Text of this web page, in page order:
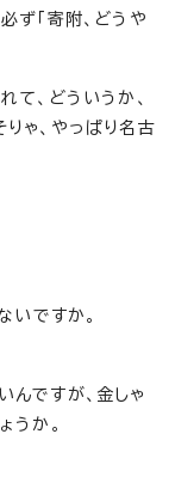
ず「寄附、どうや
て、どういうか、
ゃ、やっぱり名古
いですか。
ですが、金しゃ
うか。